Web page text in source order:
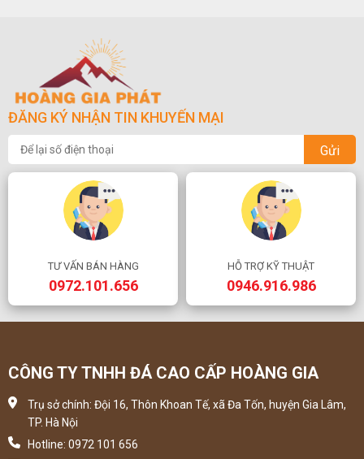
ĐĂNG KÝ NHẬN TIN KHUYẾN MẠI
Gửi
TƯ VẤN BÁN HÀNG
0972.101.656
HỖ TRỢ KỸ THUẬT
0946.916.986
CÔNG TY TNHH ĐÁ CAO CẤP HOÀNG GIA
Trụ sở chính: Đội 16, Thôn Khoan Tế, xã Đa Tốn, huyện Gia Lâm,
TP. Hà Nội
Hotline: 0972 101 656